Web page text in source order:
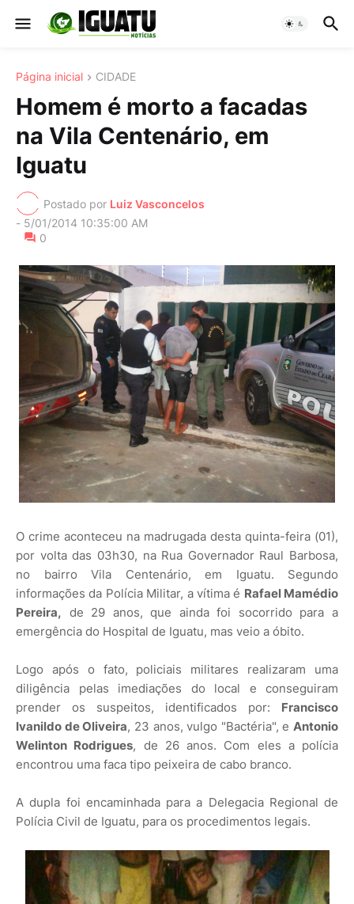
Página inicial CIDADE
Homem é morto a facadas
na Vila Centenário, em
Iguatu
Postado por Luiz Vasconcelos
- 5/01/2014 10:35:00 AM
0
O crime aconteceu na madrugada desta quinta-feira (01),
por volta das 03h30, na Rua Governador Raul Barbosa,
no bairro Vila Centenário, em Iguatu. Segundo
informações da Polícia Militar, a vítima é Rafael Mamédio
Pereira, de 29 anos, que ainda foi socorrido para a
emergência do Hospital de Iguatu, mas veio a óbito.
Logo após o fato, policiais militares realizaram uma
diligência pelas imediações do local e conseguiram
prender os suspeitos, identificados por: Francisco
Ivanildo de Oliveira, 23 anos, vulgo "Bactéria", e Antonio
Welinton Rodrigues, de 26 anos. Com eles a polícia
encontrou uma faca tipo peixeira de cabo branco.
A dupla foi encaminhada para a Delegacia Regional de
Polícia Civil de Iguatu, para os procedimentos legais.